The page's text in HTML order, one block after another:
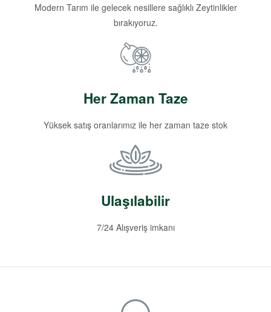
Modern Tarım ile gelecek nesillere sağlıklı Zeytinlikler
bırakıyoruz.
Her Zaman Taze
Yüksek satış oranlarımız ile her zaman taze stok
Ulaşılabilir
7/24 Alışveriş imkanı